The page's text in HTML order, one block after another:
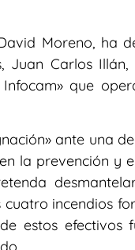
Moreno, ha
Carlos Illán,
que
ante una
la prevención y
incendios
estos efectivos